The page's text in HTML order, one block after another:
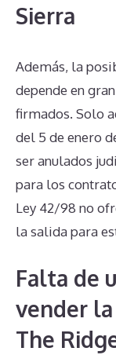
Sierra
Además, la
depende en
firmados. Solo
del 5 de enero
ser anulados
para los
Ley 42/98 no
la salida para
Falta de
vender
The